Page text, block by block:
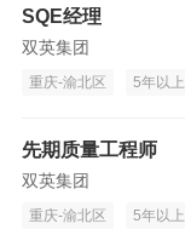
SQE经理
双英集团
重庆-渝北区 5年以上
先期质量工程师
双英集团
重庆-渝北区 5年以上